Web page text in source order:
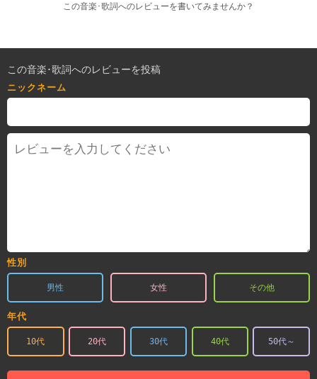
この音楽･歌詞へのレビューを書いてみませんか？
この音楽･歌詞へのレビューを投稿
ニックネーム
性別
男性 女性 その他
年代
10代 20代 30代 40代 50代～